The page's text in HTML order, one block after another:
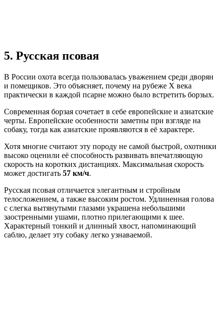
5. Русская псовая
В России охота всегда пользовалась уважением среди дворян
и помещиков. Это объясняет, почему на рубеже X века
практически в каждой псарне можно было встретить борзых.
Современная борзая сочетает в себе европейские и азиатские
черты. Европейские особенности заметны при взгляде на
собаку, тогда как азиатские проявляются в её характере.
Хотя многие считают эту породу не самой быстрой, охотники
высоко оценили её способность развивать впечатляющую
скорость на коротких дистанциях. Максимальная скорость
может достигать 57 км/ч.
Русская псовая отличается элегантным и стройным
телосложением, а также высоким ростом. Удлиненная голова
с слегка вытянутыми глазами украшена небольшими
заостренными ушами, плотно прилегающими к шее.
Характерный тонкий и длинный хвост, напоминающий
саблю, делает эту собаку легко узнаваемой.